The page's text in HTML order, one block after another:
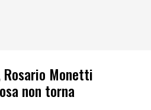
Monetti
non torna